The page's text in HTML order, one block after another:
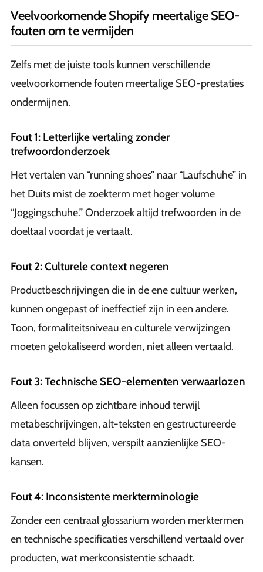
Veelvoorkomende Shopify meertalige SEO-
fouten om te vermijden
Zelfs met de juiste tools kunnen verschillende
veelvoorkomende fouten meertalige SEO-prestaties
ondermijnen.
Fout 1: Letterlijke vertaling zonder
trefwoordonderzoek
Het vertalen van “running shoes” naar “Laufschuhe” in
het Duits mist de zoekterm met hoger volume
“Joggingschuhe.” Onderzoek altijd trefwoorden in de
doeltaal voordat je vertaalt.
Fout 2: Culturele context negeren
Productbeschrijvingen die in de ene cultuur werken,
kunnen ongepast of ineffectief zijn in een andere.
Toon, formaliteitsniveau en culturele verwijzingen
moeten gelokaliseerd worden, niet alleen vertaald.
Fout 3: Technische SEO-elementen verwaarlozen
Alleen focussen op zichtbare inhoud terwijl
metabeschrijvingen, alt-teksten en gestructureerde
data onverteld blijven, verspilt aanzienlijke SEO-
kansen.
Fout 4: Inconsistente merkterminologie
Zonder een centraal glossarium worden merktermen
en technische specificaties verschillend vertaald over
producten, wat merkconsistentie schaadt.